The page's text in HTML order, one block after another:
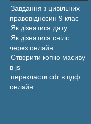
Завдання з цивільних
правовідносин 9 клас
Як дізнатися дату
Як дізнатися снілс
через онлайн
Створити копію масиву
в js
перекласти cdr в пдф
онлайн